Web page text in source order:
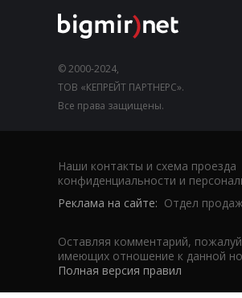
© 2000-2024,
ТОВ «КЕПРЕЙТ ПАРТНЕРС».
Все права защищены.
Наши контакты и схема проезда
конфиденциальности и
Реклама на сайте: Отдел
Оставляя комментарий,
имеющих отношение к данной
Полная версия правил